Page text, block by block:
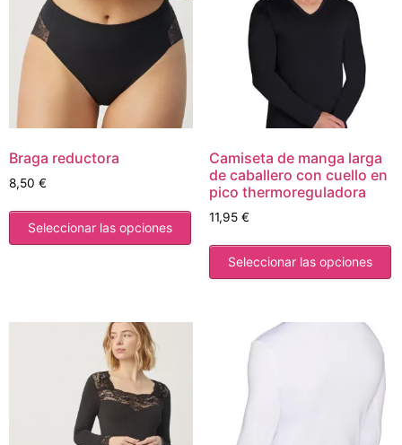
Braga reductora
8,50 €
Seleccionar las opciones
Camiseta de manga larga
de caballero con cuello en
pico thermoreguladora
11,95 €
Seleccionar las opciones